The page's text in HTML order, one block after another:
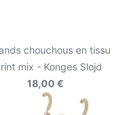
chouchous en tissu
mix - Konges Slojd
18,00 €